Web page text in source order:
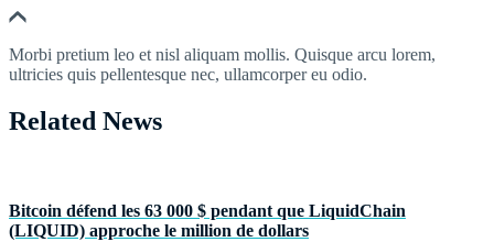
Morbi pretium leo et nisl aliquam mollis. Quisque arcu lorem,
ultricies quis pellentesque nec, ullamcorper eu odio.
Related News
Bitcoin défend les 63 000 $ pendant que LiquidChain
(LIQUID) approche le million de dollars